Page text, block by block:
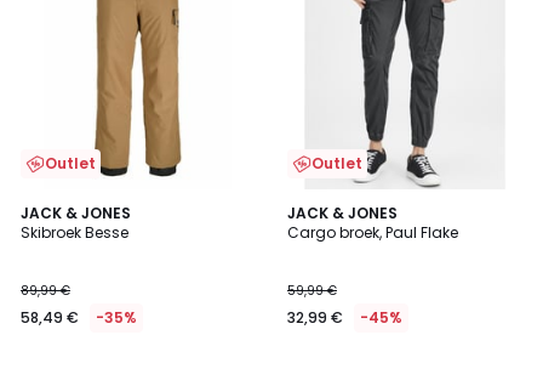
Outlet
JACK & JONES
Skibroek Besse
89,99 €
58,49 € -35%
Outlet
JACK & JONES
Cargo broek, Paul Flake
59,99 €
32,99 € -45%
4,5
/ 5